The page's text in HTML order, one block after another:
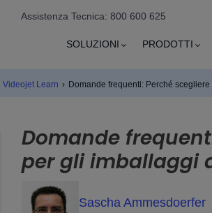
Assistenza Tecnica: 800 600 625
SOLUZIONI PRODOTTI
Videojet Learn › Domande frequenti: Perché
Domande
per gli imballaggi
Sascha Ammesdoerfer